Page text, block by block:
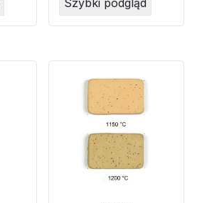
Szybki podgląd